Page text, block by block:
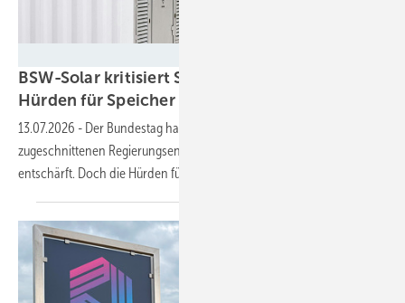
BSW-Solar kritisiert StromVKG: Weiter hohe
Hürden fürSpeicher
13.07.2026 - Der Bundestag hat den einseitig auf Gaskraftwerke
zugeschnittenen Regierungsentwurf für einen Kapazitätsmarkt
entschärft. Doch die Hürden für Speicher bleiben weiter